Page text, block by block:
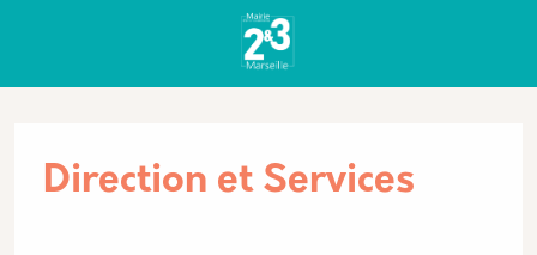
Direction et Services
Panneau de gestion des cookies